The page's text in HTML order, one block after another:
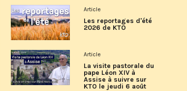
Article
Les reportages d'été
2026 de KTO
Article
La visite pastorale du
pape Léon XIV à
Assise à suivre sur
KTO le jeudi 6 août